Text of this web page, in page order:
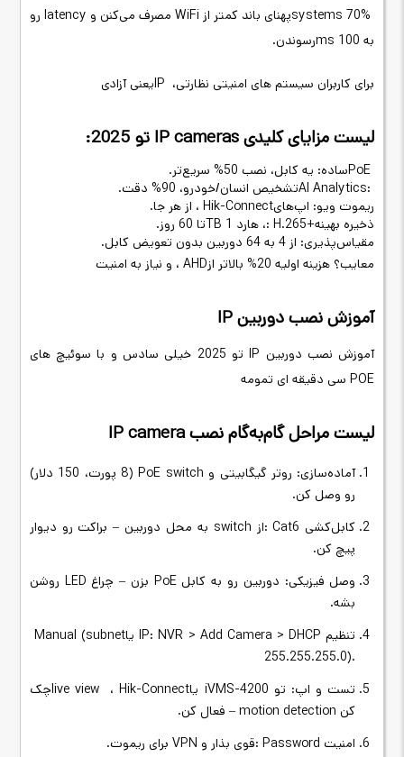
systems 70%پهنای باند کمتر از WiFi مصرف می‌کنن و latency رو
به 100
msرسوندن.
برای کاربران سیستم های امنیتی نظارتی، IPیعنی آزادی
لیست مزایای کلیدیIP cameras تو 2025 :
PoEساده: یه کابل، نصب 50% سریع‌تر
.
AI Analytics:تشخیص انسان/خودرو، 90% دقت
.
ریموت ویو: اپ‌هایHik-Connect ، از هر جا.
ذخیره بهینه: H.265+، هارد 1 TBتا 60 روز
.
مقیاس‌پذیری: از 4 به 64 دوربین بدون تعویض کابل
.
معایب؟ هزینه اولیه 20% بالاتر از
AHD ، و نیاز به امنیت
آموزش نصب دوربینIP
آموزش نصب دوربین IP
تو 2025 خیلی سادس و با سوئیچ های
POE سی دقیقه ای تمومه
لیست مراحل گام‌به‌گام نصبIP camera
آماده‌سازی: روتر گیگابیتی وPoE switch
(8 پورت، 150 دلار)
رو وصل کن.
کابل‌کشی: Cat6از switch به محل دوربین – براکت رو دیوار
پیچ کن.
وصل فیزیکی: دوربین رو به کابلPoE بزن – چراغLED روشن
بشه.
تنظیمIP: NVR > Add Camera > DHCP یاManual (subnet
255.255.255.0).
تست و اپ: تو iVMS-4200 یاHik-Connect ، live viewچک
کن – motion detection فعال کن.
امنیت : Passwordقوی بذار وVPN برای ریموت.